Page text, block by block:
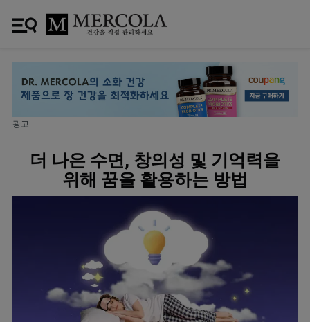
광고
더 나은 수면, 창의성 및 기억력을
위해 꿈을 활용하는 방법